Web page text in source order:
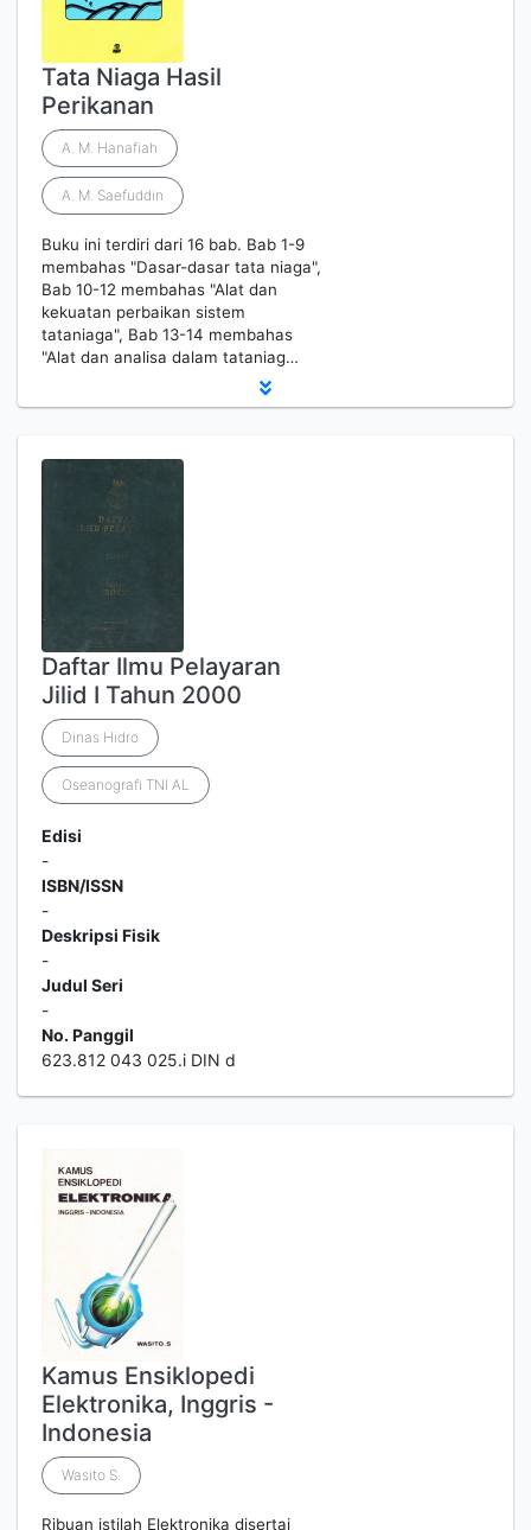
Tata Niaga Hasil
Perikanan
A. M. Hanafiah
A. M. Saefuddin
Buku ini terdiri dari 16 bab. Bab 1-9
membahas "Dasar-dasar tata niaga",
Bab 10-12 membahas "Alat dan
kekuatan perbaikan sistem
tataniaga", Bab 13-14 membahas
"Alat dan analisa dalam tataniag…
Daftar Ilmu Pelayaran
Jilid I Tahun 2000
Dinas Hidro
Oseanografi TNI AL
Edisi
-
ISBN/ISSN
-
Deskripsi Fisik
-
Judul Seri
-
No. Panggil
623.812 043 025.i DIN d
Kamus Ensiklopedi
Elektronika, Inggris -
Indonesia
Wasito S.
Ribuan istilah Elektronika disertai